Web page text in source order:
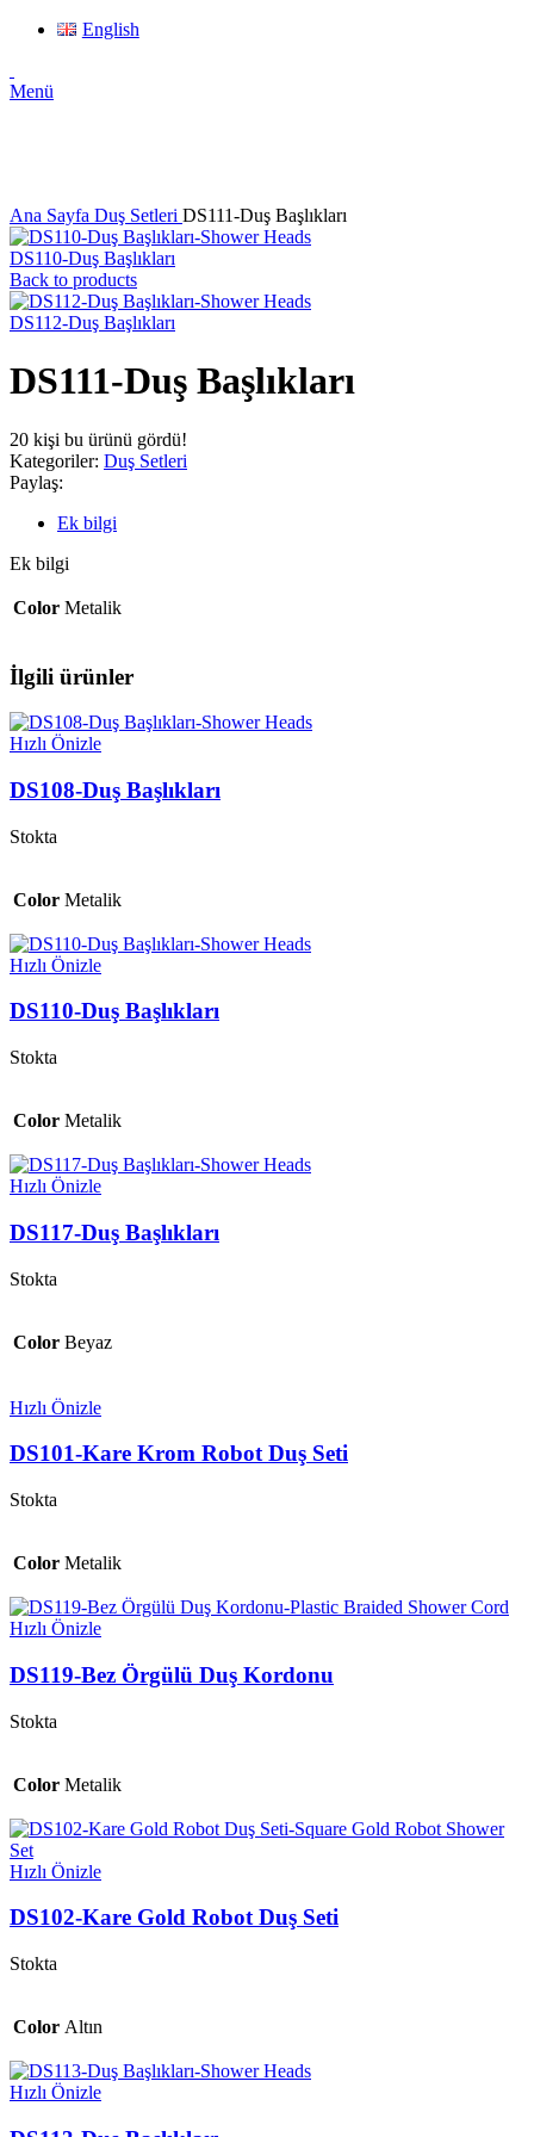
English
Menü
Ana Sayfa Duş Setleri DS111-Duş Başlıkları
DS110-Duş Başlıkları
Back to products
DS112-Duş Başlıkları
DS111-Duş Başlıkları
20 kişi bu ürünü gördü!
Kategoriler: Duş Setleri
Paylaş:
Ek bilgi
Ek bilgi
Color Metalik
İlgili ürünler
Hızlı Önizle
DS108-Duş Başlıkları
Stokta
Color Metalik
Hızlı Önizle
DS110-Duş Başlıkları
Stokta
Color Metalik
Hızlı Önizle
DS117-Duş Başlıkları
Stokta
Color Beyaz
Hızlı Önizle
DS101-Kare Krom Robot Duş Seti
Stokta
Color Metalik
Hızlı Önizle
DS119-Bez Örgülü Duş Kordonu
Stokta
Color Metalik
Hızlı Önizle
DS102-Kare Gold Robot Duş Seti
Stokta
Color Altın
Hızlı Önizle